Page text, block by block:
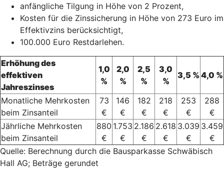
anfängliche Tilgung in Höhe von 2 Prozent,
Kosten für die Zinssicherung in Höhe von 273 Euro im
Effektivzins berücksichtigt,
100.000 Euro Restdarlehen.
Erhöhung des
effektiven
Jahreszinses
1,0
%
2,0
%
2,5
%
3,0
%
3,5 % 4,0 %
Monatliche Mehrkosten
beim Zinsanteil
73
€
146
€
182
€
218
€
253
€
288
€
Jährliche Mehrkosten
beim Zinsanteil
880
€
1.753
€
2.186
€
2.618
€
3.039
€
3.459
€
Quelle: Berechnung durch die Bausparkasse Schwäbisch
Hall AG; Beträge gerundet